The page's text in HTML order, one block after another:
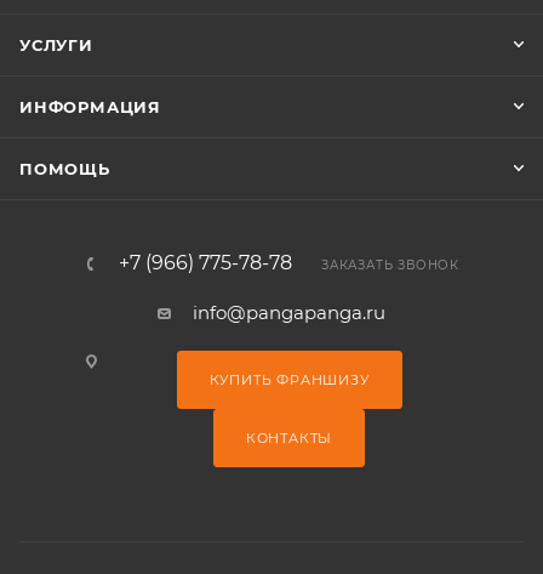
УСЛУГИ
ИНФОРМАЦИЯ
ПОМОЩЬ
+7 (966) 775-78-78 ЗАКАЗАТЬ ЗВОНОК
info@pangapanga.ru
КУПИТЬ ФРАНШИЗУ
КОНТАКТЫ